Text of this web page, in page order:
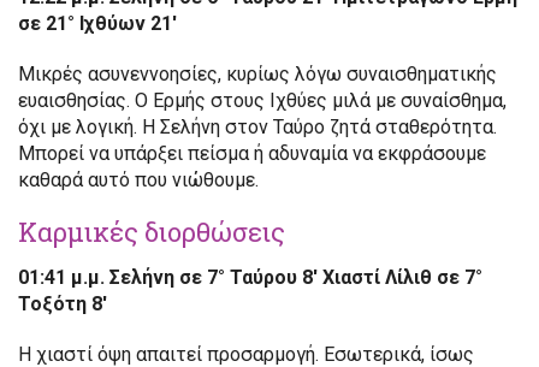
σε 21° Ιχθύων 21′
Μικρές ασυνεννοησίες, κυρίως λόγω συναισθηματικής
ευαισθησίας. Ο Ερμής στους Ιχθύες μιλά με συναίσθημα,
όχι με λογική. Η Σελήνη στον Ταύρο ζητά σταθερότητα.
Μπορεί να υπάρξει πείσμα ή αδυναμία να εκφράσουμε
καθαρά αυτό που νιώθουμε.
Καρμικές διορθώσεις
01:41 μ.μ. Σελήνη σε 7° Ταύρου 8′ Χιαστί Λίλιθ σε 7°
Τοξότη 8′
Η χιαστί όψη απαιτεί προσαρμογή. Εσωτερικά, ίσως